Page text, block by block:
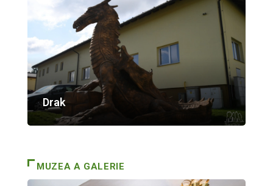
Drak
MUZEA A GALERIE